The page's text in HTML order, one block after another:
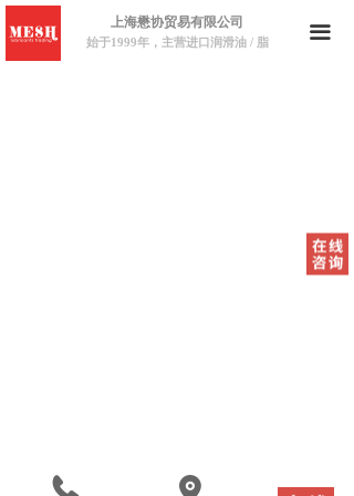
끀
上海懋协贸易有限公司
始于1999年，主营进口润滑油 / 脂